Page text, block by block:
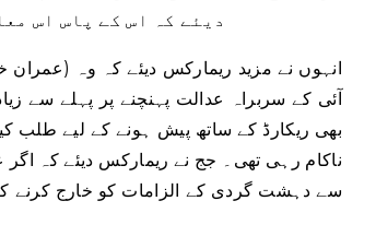
دیئے کہ اس کے پاس اس
انہوں نے مزید ریمارکس دیئے کہ وہ
آئی کے سربراہ عدالت پہنچنے پر پہلے سے
بھی ریکارڈ کے ساتھ پیش ہونے کے لیے طلب
ناکام رہی تھی۔ جج نے ریمارکس دیئے کہ
سے دہشت گردی کے الزامات کو خارج کرنے